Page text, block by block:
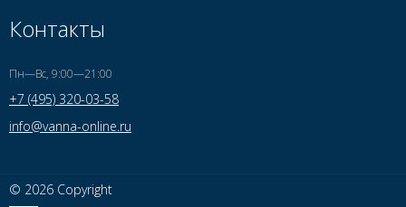
Контакты
Пн—Вс, 9:00—21:00
+7 (495) 320-03-58
info@vanna-online.ru
© 2026 Copyright